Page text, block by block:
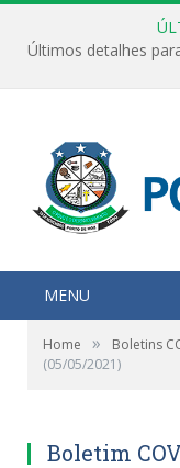
MENU
Home » Boletins
(05/05/2021)
Boletim